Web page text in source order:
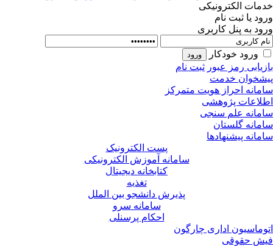
الکترونیکی
یا ثبت نام
به پنل کاربری
ورود خودکار
رمز عبور ثبت نام
خدمت
احراز هویت متمرکز
پژوهشی
علم سنجی
گلستان
پیشنهادها
پست الکترونیک
سامانه آموزش الکترونیکی
کتابخانه دیجیتال
تغذیه
پذیرش دانشجو بین الملل
سامانه سرو
احکام پرسنلی
اداری چارگون
حقوقی